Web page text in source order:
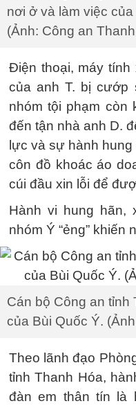
nơi ở và làm việc
(Ảnh: Công an
Điện thoại, máy tính
của anh T. bị cướp
nhóm tội phạm còn
đến tận nhà anh D.
lực và sự hành
côn đồ khoác áo
cúi đầu xin lỗi để
Hành vi hung hãn,
nhóm Ý “ẻng” khiến
Cán bộ Công an tỉnh
của Bùi Quốc Ý.
Theo lãnh đạo
tỉnh Thanh Hóa,
đàn em thân tín là